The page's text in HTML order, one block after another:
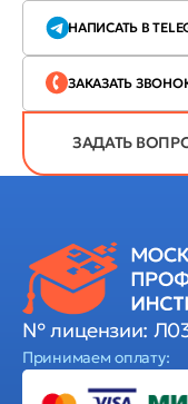
НАПИСАТЬ В
ЗАКАЗАТЬ
ЗАДАТЬ
№ лицензии:
Принимаем оплату: